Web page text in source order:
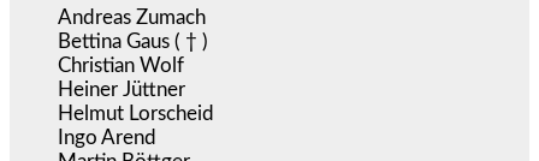
Andreas Zumach
Bettina Gaus ( † )
Christian Wolf
Heiner Jüttner
Helmut Lorscheid
Ingo Arend